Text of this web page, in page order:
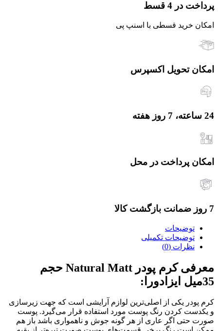
پرداخت در 4 قسط
امکان خرید قسطی با اسنپ پی
امکان تحویل اکسپرس
24 ساعته، 7 روز هفته
امکان پرداخت در محل
7 روز ضمانت بازگشت کالا
توضیحات
توضیحات تکمیلی
نظرات (0)
معرفی کرم پودر Natural Matt حجم
35میل ایزادورا:
کرم پودر یکی از اصلی‌ترین لوازم آرایشی است که جهت زیرسازی
و یکدست کردن رنگ پوست مورد استفاده قرار می‌گیرد. پوست
صورت حتی اگر عاری از هر گونه جوش و ناهمواری باشد باز هم